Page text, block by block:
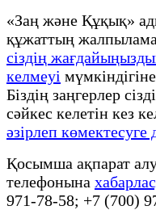
«Заң және Құқық»
құжаттың
сіздің
келмеуі
Біздің заңгерлер
сәйкес келетін кез
әзірлеп көмектесуге
Қосымша ақпарат
телефонына
971-78-58; +7 (700)